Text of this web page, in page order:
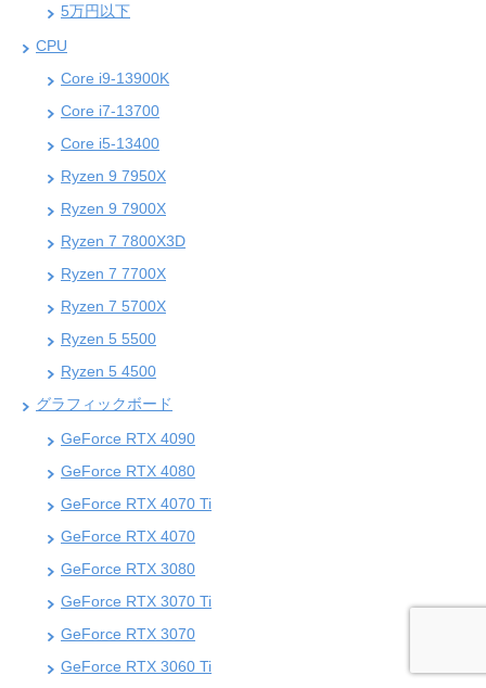
5万円以下
CPU
Core i9-13900K
Core i7-13700
Core i5-13400
Ryzen 9 7950X
Ryzen 9 7900X
Ryzen 7 7800X3D
Ryzen 7 7700X
Ryzen 7 5700X
Ryzen 5 5500
Ryzen 5 4500
グラフィックボード
GeForce RTX 4090
GeForce RTX 4080
GeForce RTX 4070 Ti
GeForce RTX 4070
GeForce RTX 3080
GeForce RTX 3070 Ti
GeForce RTX 3070
GeForce RTX 3060 Ti